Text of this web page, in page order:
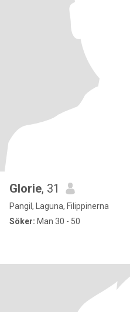
Glorie, 31
Pangil, Laguna, Filippinerna
Söker: Man 30 - 50